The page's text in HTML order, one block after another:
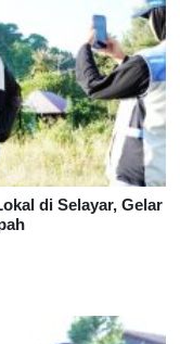
di Selayar, Gelar